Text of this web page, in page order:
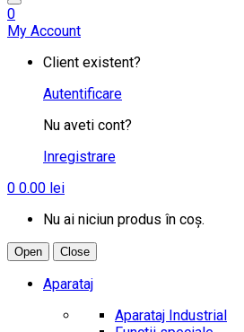
0
My Account
Client existent?
Autentificare
Nu aveti cont?
Inregistrare
0 0.00 lei
Nu ai niciun produs în coș.
Open Close
Aparataj
Aparataj Industrial